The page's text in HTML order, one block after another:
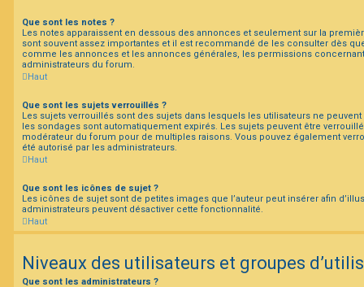
Que sont les notes ?
Les notes apparaissent en dessous des annonces et seulement sur la
sont souvent assez importantes et il est recommandé de les consulter dès
comme les annonces et les annonces générales, les permissions
administrateurs du forum.
Haut
Que sont les sujets verrouillés ?
Les sujets verrouillés sont des sujets dans lesquels les utilisateurs ne
les sondages sont automatiquement expirés. Les sujets peuvent être
modérateur du forum pour de multiples raisons. Vous pouvez également
été autorisé par les administrateurs.
Haut
Que sont les icônes de sujet ?
Les icônes de sujet sont de petites images que l’auteur peut insérer afin
administrateurs peuvent désactiver cette fonctionnalité.
Haut
Niveaux des utilisateurs et groupes
Que sont les administrateurs ?